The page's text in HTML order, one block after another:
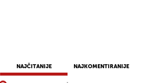
NAJČITANIJE NAJKOMENTIRANIJE